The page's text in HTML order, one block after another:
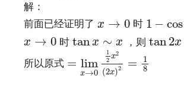
解：
前面已经证明了 x → 0
x 0 时 1 − cos
x → 0
x 0 时 tanx ∼ x
tan x∼ x ，则 tan2x
tan 2x
所以原式 = lim
x→0
1
2 x2
(2x)2 =
1
8
=limx → 01 2 x2 (2x)2=